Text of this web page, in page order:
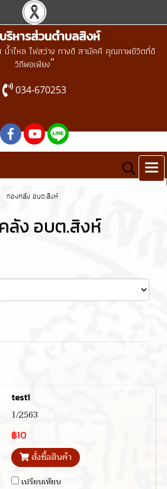
ริหารส่วนตำบลสิงห์
น้ำไหล ไฟสว่าง ทางดี สามัคคี คุณภาพชีวิตที่ดี
วิถีพอเพียง”
034-670253
กองคลัง อบต.สิงห์
ลัง อบต.สิงห์
test1
1/2563
฿10
สั่งซื้อสินค้า
เปรียบเทียบ